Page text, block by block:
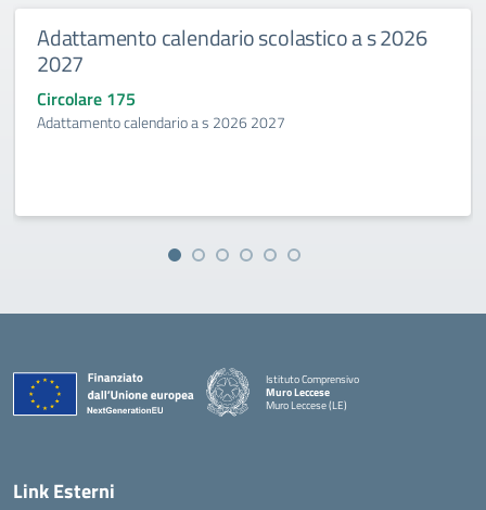
Adattamento calendario scolastico a s 2026
2027
Circolare 175
Adattamento calendario a s 2026 2027
Istituto Comprensivo
Muro Leccese
Muro Leccese (LE)
Link Esterni